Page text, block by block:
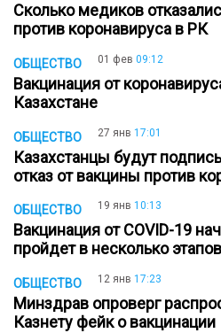
Сколько медиков
против коронавируса в РК
ОБЩЕСТВО 01 фев 09:12
Вакцинация от
Казахстане
ОБЩЕСТВО 27 янв 17:01
Казахстанцы будут
отказ от вакцины против
ОБЩЕСТВО 19 янв 10:13
Вакцинация от COVID-19
пройдет в несколько этапов
ОБЩЕСТВО 12 янв 17:23
Минздрав опроверг
Казнету фейк о вакцинации